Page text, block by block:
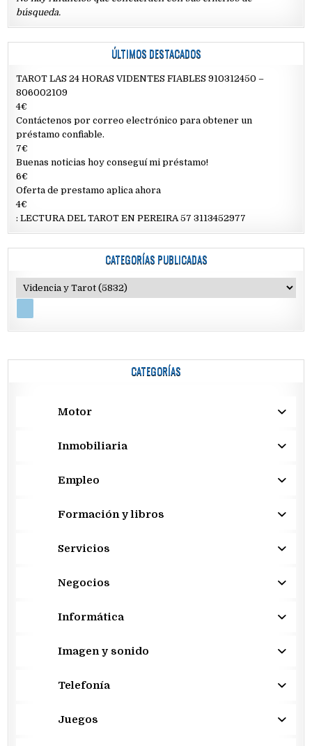
búsqueda.
ÚLTIMOS DESTACADOS
TAROT LAS 24 HORAS VIDENTES FIABLES 910312450 –
806002109
4€
Contáctenos por correo electrónico para obtener un
préstamo confiable.
7€
Buenas noticias hoy conseguí mi préstamo!
6€
Oferta de prestamo aplica ahora
4€
: LECTURA DEL TAROT EN PEREIRA 57 3113452977
CATEGORÍAS PUBLICADAS
CATEGORÍAS
Motor
Inmobiliaria
Empleo
Formación y libros
Servicios
Negocios
Informática
Imagen y sonido
Telefonía
Juegos